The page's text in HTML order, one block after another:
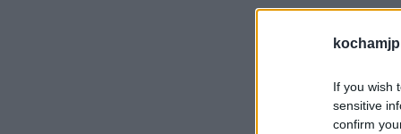
If you wish
sensitive
confirm